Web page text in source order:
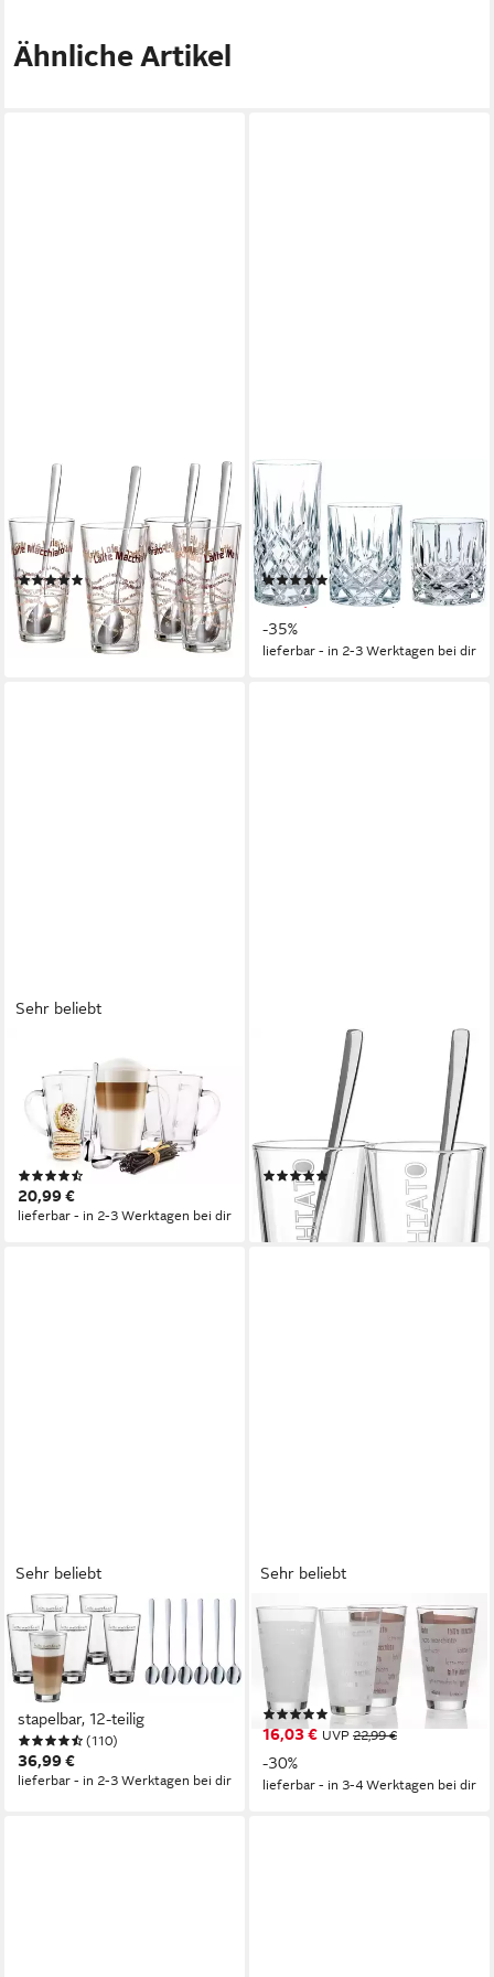
Ähnliche Artikel
RITZENHOFF & BREKER
Latte-Macchiato-Glas, 8-tlg.,
Glas, 4 Gläser, 4
Longdrinklöffel
(341)
46,45 €
lieferbar - in 4-5 Werktagen bei dir
NACHTMANN
Gläser-Set Noblesse, 18-tlg.,
Kristallglas, Made in Germany,
18-teilig
(90)
ab 64,90 € UVP99,90 €
-35%
lieferbar - in 2-3 Werktagen bei dir
Sehr beliebt
Latte-Macchiato-Glas 6 Latte
Macchiato Gläser 300 ml + 6
Edelstahl-Löffel GRATIS, 12-
tlg., Glas
20,99 €
lieferbar - in 2-3 Werktagen bei dir
RITZENHOFF & BREKER
Latte-Macchiato-Glas Lena, 4-
tlg., Glas, 350 ml, 4-teilig, inkl.
2 Löffel aus rostfreiem
Edelstahl
(3)
16,65 €
lieferbar - in 3-4 Werktagen bei dir
Sehr beliebt
WMF
Gläser-Set Clever&More, 12-
tlg., Cromargan® Edelstahl
Rostfrei 18/10, Glas, Glas
stapelbar, 12-teilig
(110)
36,99 €
lieferbar - in 2-3 Werktagen bei dir
Sehr beliebt
RITZENHOFF & BREKER
Latte-Macchiato-Glas Chicco,
4-tlg., Glas, Schrift-Dekor, 4-
teilig
(33)
16,03 € UVP 22,99 €
-30%
lieferbar - in 3-4 Werktagen bei dir